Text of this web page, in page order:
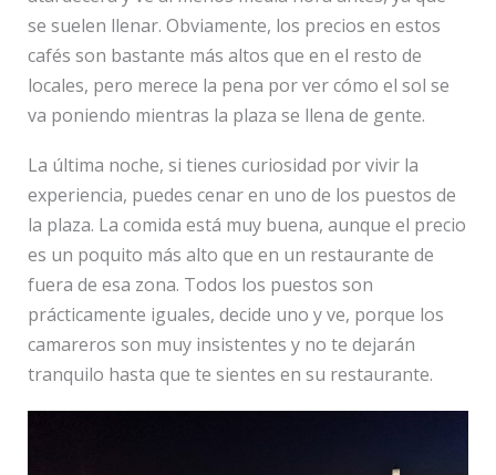
se suelen llenar. Obviamente, los precios en estos
cafés son bastante más altos que en el resto de
locales, pero merece la pena por ver cómo el sol se
va poniendo mientras la plaza se llena de gente.
La última noche, si tienes curiosidad por vivir la
experiencia, puedes cenar en uno de los puestos de
la plaza. La comida está muy buena, aunque el precio
es un poquito más alto que en un restaurante de
fuera de esa zona. Todos los puestos son
prácticamente iguales, decide uno y ve, porque los
camareros son muy insistentes y no te dejarán
tranquilo hasta que te sientes en su restaurante.